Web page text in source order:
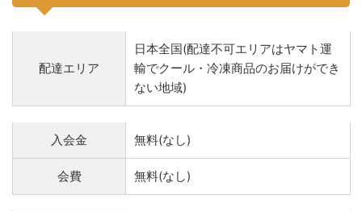
配達エリア
日本全国(配達不可エリアはヤマト運
輸でクール・冷凍商品のお届けができ
ない地域)
入会金 無料(なし)
会費 無料(なし)